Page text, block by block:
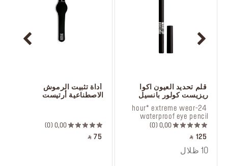
الاصطناعية أرتيست
0,00
0
‎ ⃁ 75 ‎
ريزيست كولور بانسيل
waterproof eye pencil
0,00
0
‎ ⃁ 125 ‎
10 ظلال